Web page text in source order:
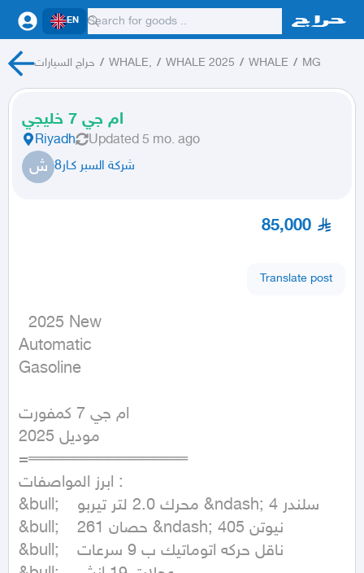
EN
حراج السيارات / WHALE, / WHALE 2025 / WHALE / MG
ام جي 7 خليجي
Riyadh Updated 5 mo. ago
ش شركة السبر كـار8
85,000
Translate post
Automatic
Gasoline
ام جي 7 كمفورت
موديل 2025
=══════════════
ابرز المواصفات :
&bull;	محرك 2.0 لتر تيربو &ndash; 4 سلندر
&bull;	261 حصان &ndash; 405 نيوتن
&bull;	ناقل حركه اتوماتيك ب 9 سرعات